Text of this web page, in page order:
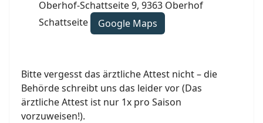
Oberhof-Schattseite 9, 9363 Oberhof
Schattseite
Google Maps
Bitte vergesst das ärztliche Attest nicht – die
Behörde schreibt uns das leider vor (Das
ärztliche Attest ist nur 1x pro Saison
vorzuweisen!).